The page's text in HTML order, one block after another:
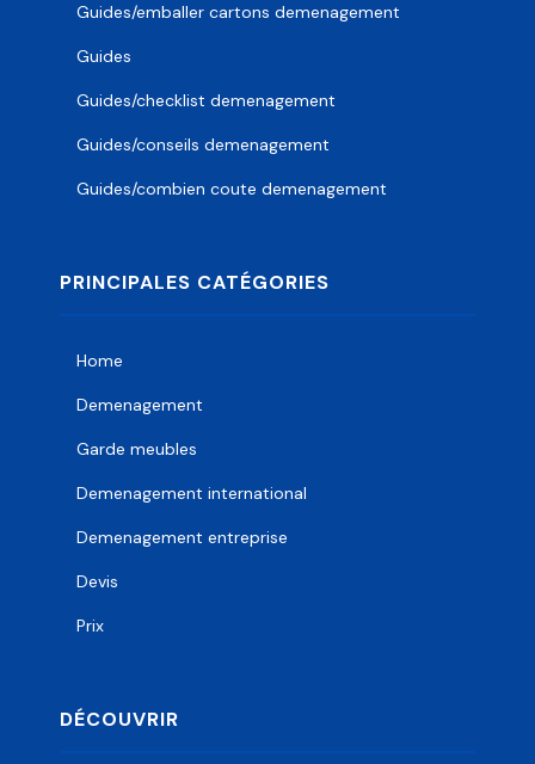
Guides/emballer cartons demenagement
Guides
Guides/checklist demenagement
Guides/conseils demenagement
Guides/combien coute demenagement
PRINCIPALES CATÉGORIES
Home
Demenagement
Garde meubles
Demenagement international
Demenagement entreprise
Devis
Prix
DÉCOUVRIR